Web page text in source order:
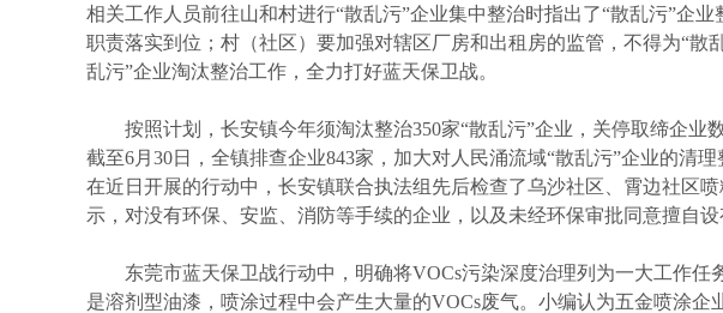
相关工作人员前往山和村进行“散乱污”企业集中整治时指出了“散乱污”企
职责落实到位；村（社区）要加强对辖区厂房和出租房的监管，不得为“
乱污”企业淘汰整治工作，全力打好蓝天保卫战。
按照计划，长安镇今年须淘汰整治350家“散乱污”企业，关停取缔企业
截至6月30日，全镇排查企业843家，加大对人民涌流域“散乱污”企业的清理
在近日开展的行动中，长安镇联合执法组先后检查了乌沙社区、霄边社区
示，对没有环保、安监、消防等手续的企业，以及未经环保审批同意擅自
东莞市蓝天保卫战行动中，明确将VOCs污染深度治理列为一大工作任
是溶剂型油漆，喷涂过程中会产生大量的VOCs废气。小编认为五金喷涂